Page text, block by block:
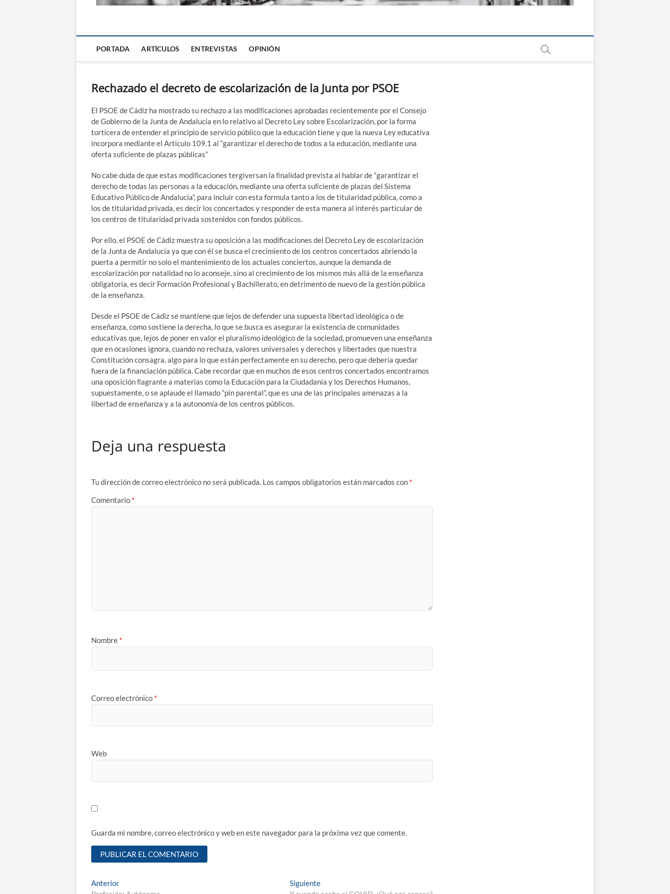
PORTADA ARTÍCULOS ENTREVISTAS OPINIÓN
Rechazado el decreto de escolarización de la Junta por PSOE
El PSOE de Cádiz ha mostrado su rechazo a las modiﬁcaciones aprobadas recientemente por el Consejo
de Gobierno de la Junta de Andalucía en lo relativo al Decreto Ley sobre Escolarización, por la forma
torticera de entender el principio de servicio público que la educación tiene y que la nueva Ley educativa
incorpora mediante el Articulo 109.1 al “garantizar el derecho de todos a la educación, mediante una
oferta suﬁciente de plazas públicas”
No cabe duda de que estas modiﬁcaciones tergiversan la ﬁnalidad prevista al hablar de “garantizar el
derecho de todas las personas a la educación, mediante una oferta suﬁciente de plazas del Sistema
Educativo Público de Andalucía”, para incluir con esta formula tanto a los de titularidad pública, como a
los de titularidad privada, es decir los concertados y responder de esta manera al interés particular de
los centros de titularidad privada sostenidos con fondos públicos.
Por ello, el PSOE de Cádiz muestra su oposición a las modificaciones del Decreto Ley de escolarización
de la Junta de Andalucía ya que con él se busca el crecimiento de los centros concertados abriendo la
puerta a permitir no solo el mantenimiento de los actuales conciertos, aunque la demanda de
escolarización por natalidad no lo aconseje, sino al crecimiento de los mismos más allá de la enseñanza
obligatoria, es decir Formación Profesional y Bachillerato, en detrimento de nuevo de la gestión pública
de la enseñanza.
Desde el PSOE de Cádiz se mantiene que lejos de defender una supuesta libertad ideológica o de
enseñanza, como sostiene la derecha, lo que se busca es asegurar la existencia de comunidades
educativas que, lejos de poner en valor el pluralismo ideológico de la sociedad, promueven una enseñanza
que en ocasiones ignora, cuando no rechaza, valores universales y derechos y libertades que nuestra
Constitución consagra, algo para lo que están perfectamente en su derecho, pero que debería quedar
fuera de la financiación pública. Cabe recordar que en muchos de esos centros concertados encontramos
una oposición ﬂagrante a materias como la Educación para la Ciudadanía y los Derechos Humanos,
supuestamente, o se aplaude el llamado “pin parental”, que es una de las principales amenazas a la
libertad de enseñanza y a la autonomía de los centros públicos.
Deja una respuesta
Tu dirección de correo electrónico no será publicada. Los campos obligatorios están marcados con *
Comentario *
Nombre *
Correo electrónico *
Web
Guarda mi nombre, correo electrónico y web en este navegador para la próxima vez que comente.
Navegación
AnteriorEntrada
SiguienteEntrada